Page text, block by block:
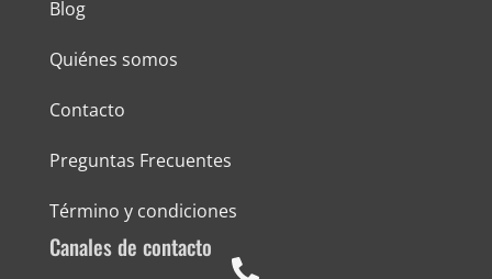
Blog
Quiénes somos
Contacto
Preguntas Frecuentes
Término y condiciones
Canales de contacto